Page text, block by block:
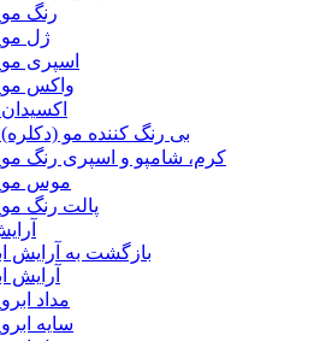
رنگ مو
ژل مو
اسپری مو
واکس مو
اکسیدان
بی رنگ کننده مو (دکلره)
کرم، شامپو و اسپری رنگ مو
موس مو
پالت رنگ مو
بازگشت به آرایش
آرایش
مداد ابرو
سایه ابرو